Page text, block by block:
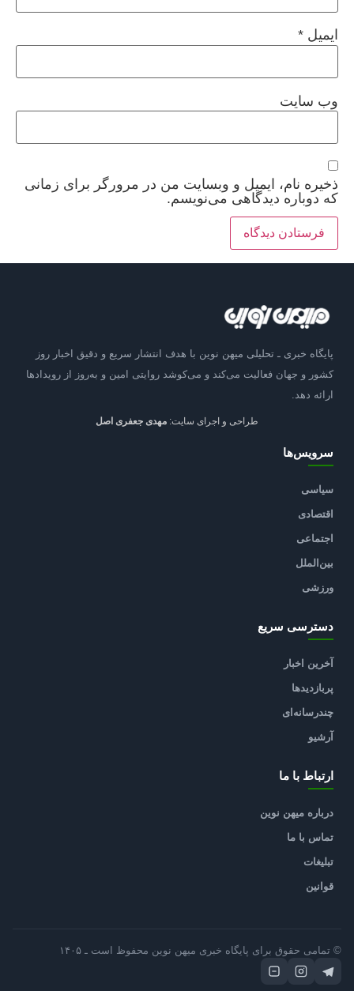
ایمیل *
وب‌ سایت
ذخیره نام، ایمیل و وبسایت من در مرورگر برای زمانی
که دوباره دیدگاهی می‌نویسم.
پایگاه خبری ـ تحلیلی میهن نوین با هدف انتشار سریع و دقیق اخبار روز
کشور و جهان فعالیت می‌کند و می‌کوشد روایتی امین و به‌روز از رویدادها
ارائه دهد.
طراحی و اجرای سایت: مهدی جعفری اصل
سرویس‌ها
سیاسی
اقتصادی
اجتماعی
بین‌الملل
ورزشی
دسترسی سریع
آخرین اخبار
پربازدیدها
چندرسانه‌ای
آرشیو
ارتباط با ما
درباره میهن نوین
تماس با ما
تبلیغات
قوانین
© تمامی حقوق برای پایگاه خبری میهن نوین محفوظ است ـ ۱۴۰۵